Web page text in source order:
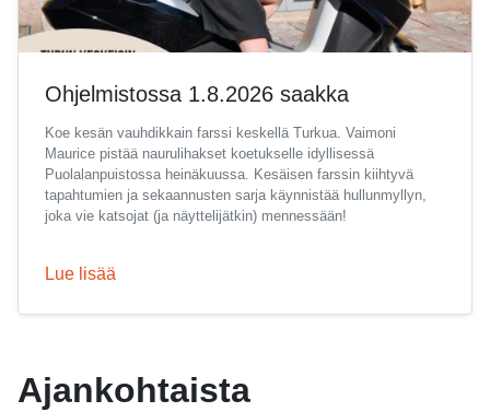
Ajankohtaista
Ohjelmistossa 1.8.2026 saakka
Koe kesän vauhdikkain farssi keskellä Turkua. Vaimoni
Maurice pistää naurulihakset koetukselle idyllisessä
Puolalanpuistossa heinäkuussa. Kesäisen farssin kiihtyvä
tapahtumien ja sekaannusten sarja käynnistää hullunmyllyn,
joka vie katsojat (ja näyttelijätkin) mennessään!
Lue lisää